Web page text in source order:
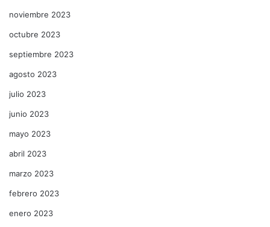
noviembre 2023
octubre 2023
septiembre 2023
agosto 2023
julio 2023
junio 2023
mayo 2023
abril 2023
marzo 2023
febrero 2023
enero 2023